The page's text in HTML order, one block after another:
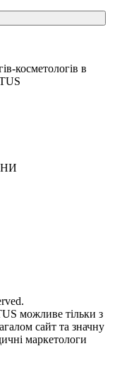
косметологів в
можливе тільки з
сайт та значну
маркетологи